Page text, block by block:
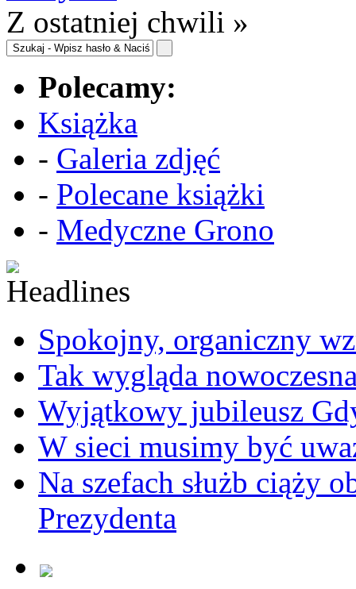
Z ostatniej chwili »
Polecamy:
Książka
- Galeria zdjęć
- Polecane książki
- Medyczne Grono
Spokojny, organiczny
Tak wygląda
Wyjątkowy jubileusz
W sieci musimy być
Na szefach służb ciąży
Prezydenta